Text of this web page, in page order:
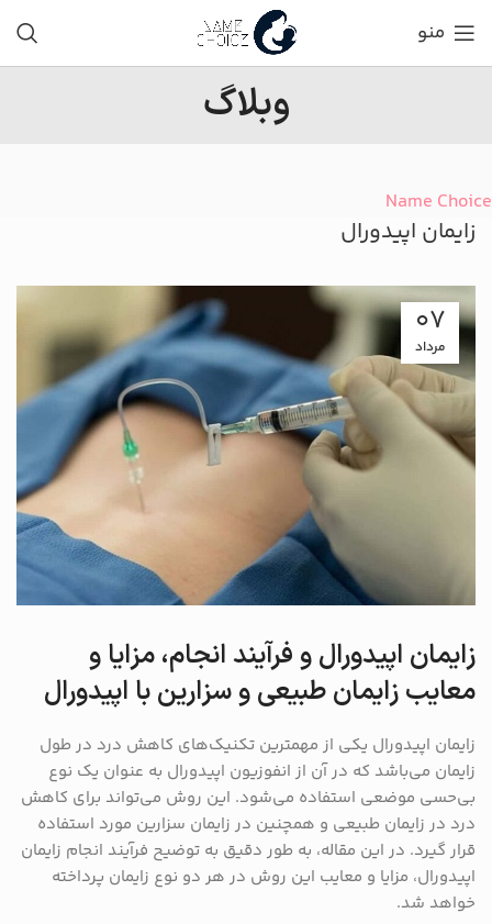
منو
وبلاگ
Name Choice
زایمان اپیدورال
07
مرداد
زایمان اپیدورال و فرآیند انجام، مزایا و
معایب زایمان طبیعی و سزارین با اپیدورال
زایمان اپیدورال یکی از مهمترین تکنیک‌های کاهش درد در طول
زایمان می‌باشد که در آن از انفوزیون اپیدورال به عنوان یک نوع
بی‌حسی موضعی استفاده می‌شود. این روش می‌تواند برای کاهش
درد در زایمان طبیعی و همچنین در زایمان سزارین مورد استفاده
قرار گیرد. در این مقاله، به طور دقیق به توضیح فرآیند انجام زایمان
اپیدورال، مزایا و معایب این روش در هر دو نوع زایمان پرداخته
خواهد شد.